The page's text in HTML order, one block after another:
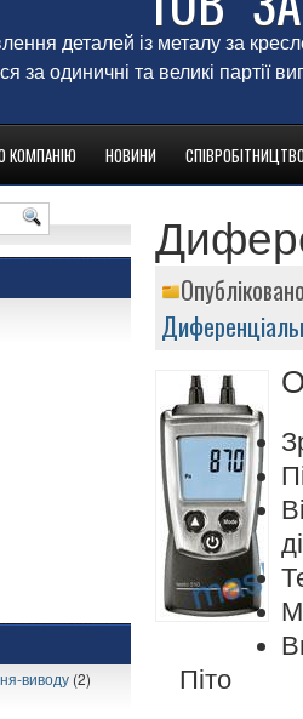
деталей із металу за
за одиничні та великі партії
КОМПАНІЮ НОВИНИ
виводу (2)
Піто